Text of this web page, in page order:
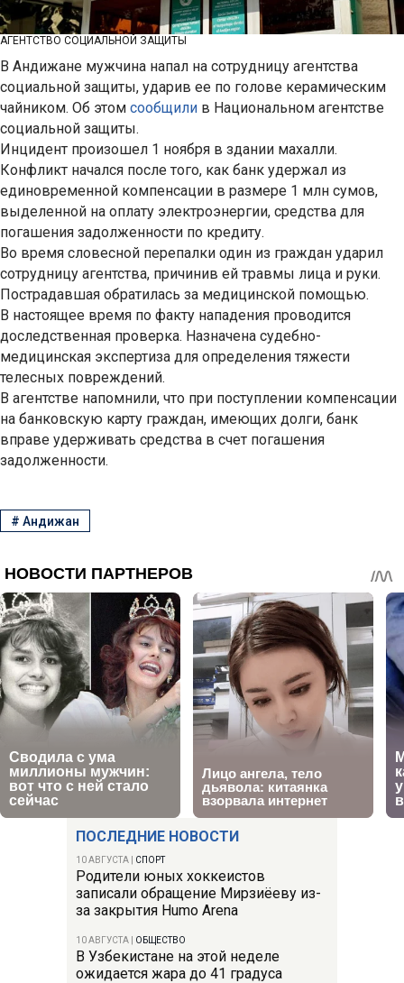
ПОСЛЕДНИЕ НОВОСТИ
10 АВГУСТА СПОРТ
Родители юных хоккеистов
записали обращение Мирзиёеву из-
за закрытия Humo Arena
10 АВГУСТА ОБЩЕСТВО
В Узбекистане на этой неделе
ожидается жара до 41 градуса
АГЕНТСТВО СОЦИАЛЬНОЙ ЗАЩИТЫ
В Андижане мужчина напал на сотрудницу агентства
социальной защиты, ударив ее по голове керамическим
чайником. Об этом сообщили в Национальном агентстве
социальной защиты.
Инцидент произошел 1 ноября в здании махалли.
Конфликт начался после того, как банк удержал из
единовременной компенсации в размере 1 млн сумов,
выделенной на оплату электроэнергии, средства для
погашения задолженности по кредиту.
Во время словесной перепалки один из граждан ударил
сотрудницу агентства, причинив ей травмы лица и руки.
Пострадавшая обратилась за медицинской помощью.
В настоящее время по факту нападения проводится
доследственная проверка. Назначена судебно-
медицинская экспертиза для определения тяжести
телесных повреждений.
В агентстве напомнили, что при поступлении компенсации
на банковскую карту граждан, имеющих долги, банк
вправе удерживать средства в счет погашения
задолженности.
# Андижан